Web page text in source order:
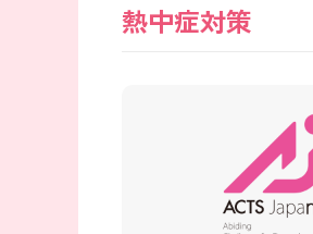
熱中症対策